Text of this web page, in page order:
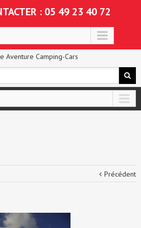
: 05 49 23 40 72
Précédent